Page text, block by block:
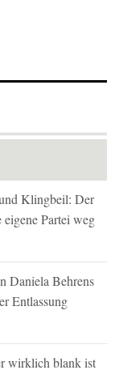
Klingbeil: Der
Partei weg
Daniela Behrens
Entlassung
wirklich blank ist